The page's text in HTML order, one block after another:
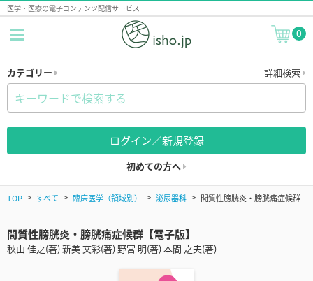
医学・医療の電子コンテンツ配信サービス
0
カテゴリー 詳細検索
ログイン／新規登録
初めての方へ
TOP すべて 臨床医学（領域別） 泌尿器科 間質性膀胱炎・膀胱痛症候群
間質性膀胱炎・膀胱痛症候群【電子版】
秋山 佳之(著) 新美 文彩(著) 野宮 明(著) 本間 之夫(著)